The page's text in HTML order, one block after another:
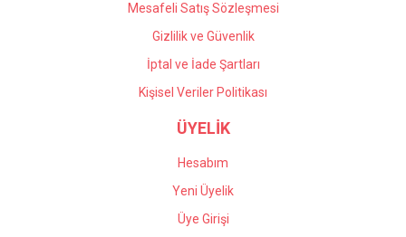
Mesafeli Satış Sözleşmesi
Gizlilik ve Güvenlik
İptal ve İade Şartları
Kişisel Veriler Politikası
ÜYELİK
Hesabım
Yeni Üyelik
Üye Girişi